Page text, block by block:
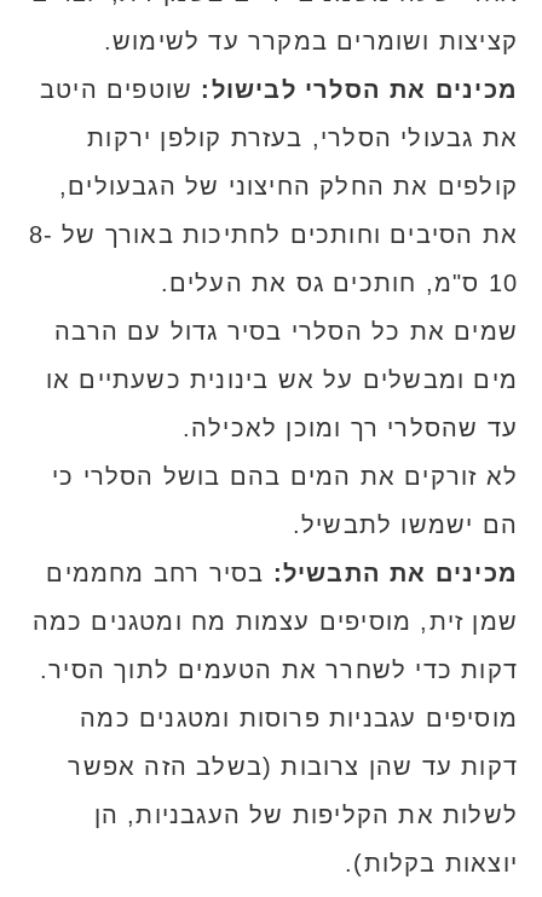
קציצות ושומרים במקרר עד לשימוש.
מכינים את הסלרי לבישול: שוטפים היטב
את גבעולי הסלרי, בעזרת קולפן ירקות
קולפים את החלק החיצוני של הגבעולים,
את הסיבים וחותכים לחתיכות באורך של 8-
10 ס"מ, חותכים גס את העלים.
שמים את כל הסלרי בסיר גדול עם הרבה
מים ומבשלים על אש בינונית כשעתיים או
עד שהסלרי רך ומוכן לאכילה.
לא זורקים את המים בהם בושל הסלרי כי
הם ישמשו לתבשיל.
מכינים את התבשיל: בסיר רחב מחממים
שמן זית, מוסיפים עצמות מח ומטגנים כמה
דקות כדי לשחרר את הטעמים לתוך הסיר.
מוסיפים עגבניות פרוסות ומטגנים כמה
דקות עד שהן צרובות (בשלב הזה אפשר
לשלות את הקליפות של העגבניות, הן
יוצאות בקלות).